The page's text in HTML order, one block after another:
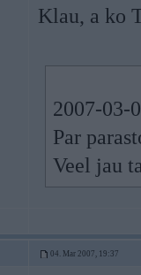
Klau, a ko
2007-03-
Par
Veel jau
04. Mar 2007, 19:37